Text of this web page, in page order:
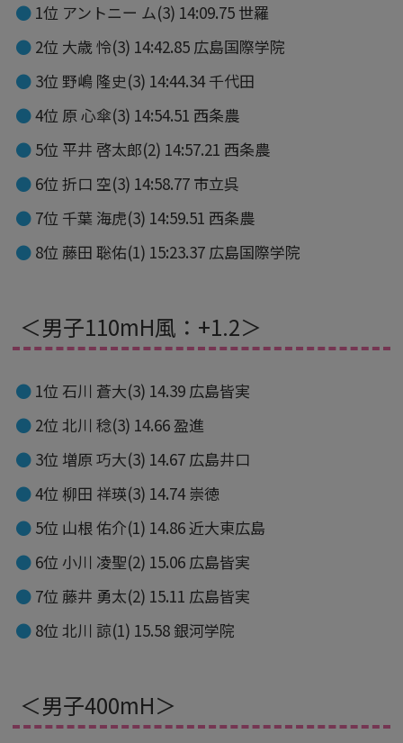
1位 アントニー ム(3) 14:09.75 世羅
2位 大歳 怜(3) 14:42.85 広島国際学院
3位 野嶋 隆史(3) 14:44.34 千代田
4位 原 心傘(3) 14:54.51 西条農
5位 平井 啓太郎(2) 14:57.21 西条農
6位 折口 空(3) 14:58.77 市立呉
7位 千葉 海虎(3) 14:59.51 西条農
8位 藤田 聡佑(1) 15:23.37 広島国際学院
＜男子110mH風：+1.2＞
1位 石川 蒼大(3) 14.39 広島皆実
2位 北川 稔(3) 14.66 盈進
3位 増原 巧大(3) 14.67 広島井口
4位 柳田 祥瑛(3) 14.74 崇徳
5位 山根 佑介(1) 14.86 近大東広島
6位 小川 凌聖(2) 15.06 広島皆実
7位 藤井 勇太(2) 15.11 広島皆実
8位 北川 諒(1) 15.58 銀河学院
＜男子400mH＞